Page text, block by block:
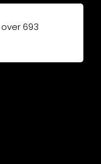
over693